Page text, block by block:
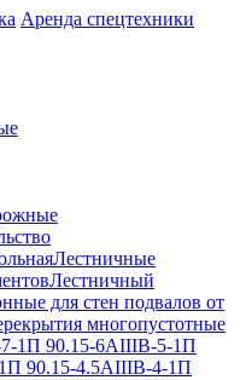
Аренда спецтехники
Лестничные
Лестничный
для стен подвалов от
многопустотные
1П 90.15-6АIIIВ-5-1П
П 90.15-4.5АIIIВ-4-1П